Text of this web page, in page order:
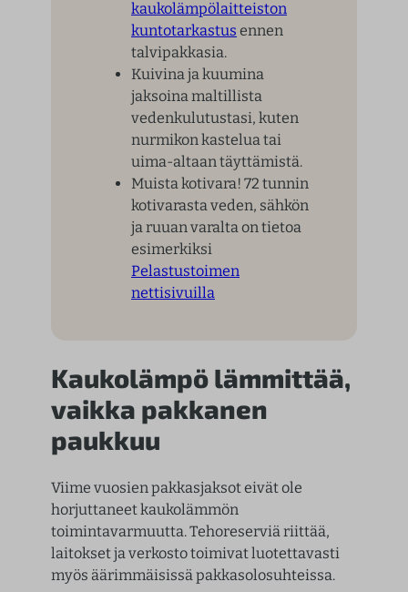
kaukolämpölaitteiston
kuntotarkastus ennen
talvipakkasia.
Kuivina ja kuumina
jaksoina maltillista
vedenkulutustasi, kuten
nurmikon kastelua tai
uima-altaan täyttämistä.
Muista kotivara! 72 tunnin
kotivarasta veden, sähkön
ja ruuan varalta on tietoa
esimerkiksi
Pelastustoimen
nettisivuilla
Kaukolämpö lämmittää,
vaikka pakkanen
paukkuu
Viime vuosien pakkasjaksot eivät ole
horjuttaneet kaukolämmön
toimintavarmuutta. Tehoreserviä riittää,
laitokset ja verkosto toimivat luotettavasti
myös äärimmäisissä pakkasolosuhteissa.